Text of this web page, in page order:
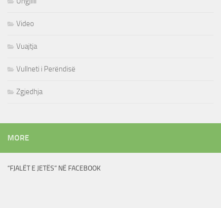
Video
Vuajtja
Vullneti i Perëndisë
Zgjedhja
MORE
“FJALËT E JETËS” NË FACEBOOK